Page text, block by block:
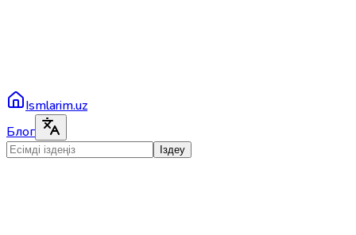
Ismlarim.uz
Блог
Іздеу